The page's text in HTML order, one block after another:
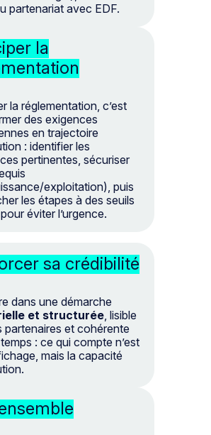
partenariat avec EDF.
la
la réglementation, c’est
des exigences
en trajectoire
: identifier les
pertinentes, sécuriser
exploitation), puis
les étapes à des seuils
éviter l’urgence.
sa crédibilité
dans une démarche
et structurée, lisible
partenaires et cohérente
: ce qui compte n’est
mais la capacité